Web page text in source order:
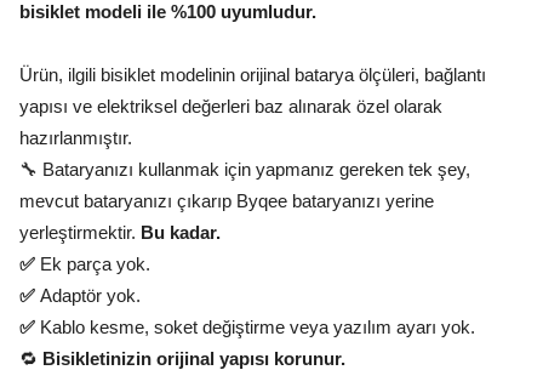
bisiklet modeli ile %100 uyumludur.
Ürün, ilgili bisiklet modelinin orijinal batarya ölçüleri, bağlantı
yapısı ve elektriksel değerleri baz alınarak özel olarak
hazırlanmıştır.
🔧 Bataryanızı kullanmak için yapmanız gereken tek şey,
mevcut bataryanızı çıkarıp Byqee bataryanızı yerine
yerleştirmektir. Bu kadar.
✅ Ek parça yok.
✅ Adaptör yok.
✅ Kablo kesme, soket değiştirme veya yazılım ayarı yok.
🔁 Bisikletinizin orijinal yapısı korunur.